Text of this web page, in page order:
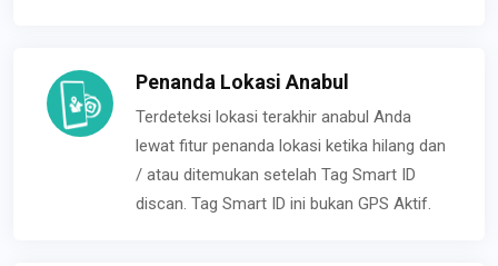
Penanda Lokasi Anabul
Terdeteksi lokasi terakhir anabul Anda
lewat fitur penanda lokasi ketika hilang dan
/ atau ditemukan setelah Tag Smart ID
discan. Tag Smart ID ini bukan GPS Aktif.